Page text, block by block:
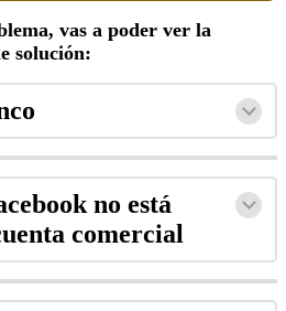
vas a poder ver la
solución:
no está
comercial